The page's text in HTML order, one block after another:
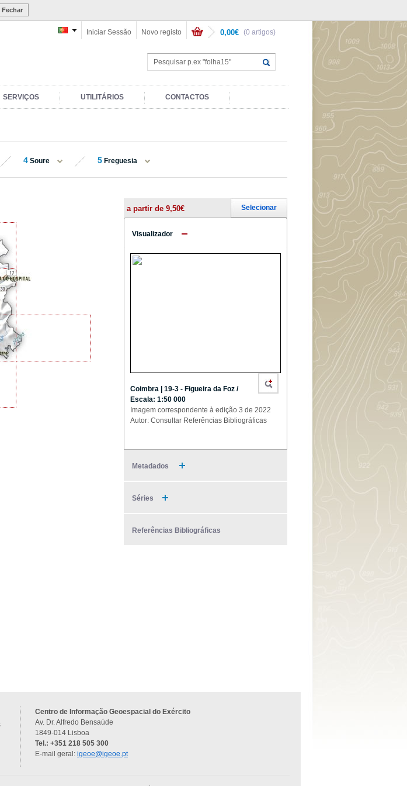
Fechar
(0 artigos)
0,00€
Novo registo
Iniciar Sessão
SERVIÇOS UTILITÁRIOS CONTACTOS
4 Soure 5 Freguesia
a partir de 9,50€ Selecionar
Visualizador
Coimbra | 19-3 - Figueira da Foz /
Escala: 1:50 000
Imagem correspondente à edição 3 de 2022
Autor: Consultar Referências Bibliográficas
Metadados
Séries
Referências Bibliográficas
Centro de Informação Geoespacial do Exército
Av. Dr. Alfredo Bensaúde
1849-014 Lisboa
Tel.: +351 218 505 300
E-mail geral: igeoe@igeoe.pt